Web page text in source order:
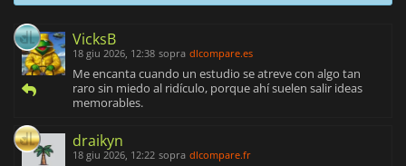
VicksB
18 giu 2026, 12:38 sopra dlcompare.es
Me encanta cuando un estudio se atreve con algo tan
raro sin miedo al ridículo, porque ahí suelen salir ideas
memorables.
draikyn
18 giu 2026, 12:22 sopra dlcompare.fr